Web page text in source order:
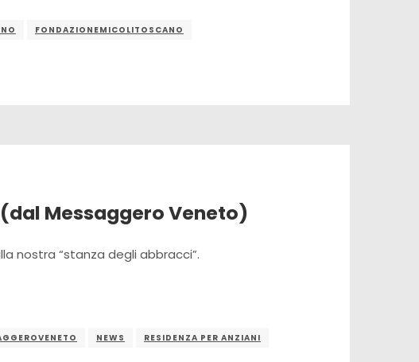
FONDAZIONEMICOLITOSCANO
Messaggero Veneto)
nostra “stanza degli abbracci”.
NEWS
RESIDENZA PER ANZIANI